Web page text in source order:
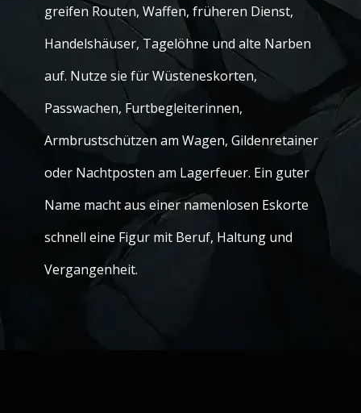
greifen Routen, Waffen, früheren Dienst,
Handelshäuser, Tagelöhne und alte Narben
auf. Nutze sie für Wüsteneskorten,
Passwachen, Furtbegleiterinnen,
Armbrustschützen am Wagen, Gildenretainer
oder Nachtposten am Lagerfeuer. Ein guter
Name macht aus einer namenlosen Eskorte
schnell eine Figur mit Beruf, Haltung und
Vergangenheit.